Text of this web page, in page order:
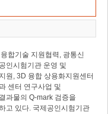
합기술 지원협력, 광통신
인시험기관 운영 및
원, 3D 융합 상용화지원센터
센터 연구사업 및
과물의 Q-mark 검증을
고 있다. 국제공인시험기관